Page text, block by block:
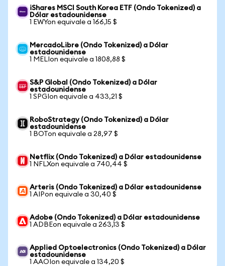
iShares MSCI South Korea ETF (Ondo Tokenized) a
Dólar estadounidense
1 EWYon equivale a 166,15 $
MercadoLibre (Ondo Tokenized) a Dólar
estadounidense
1 MELIon equivale a 1808,88 $
S&P Global (Ondo Tokenized) a Dólar
estadounidense
1 SPGIon equivale a 433,21 $
RoboStrategy (Ondo Tokenized) a Dólar
estadounidense
1 BOTon equivale a 28,97 $
Netflix (Ondo Tokenized) a Dólar estadounidense
1 NFLXon equivale a 740,44 $
Arteris (Ondo Tokenized) a Dólar estadounidense
1 AIPon equivale a 30,40 $
Adobe (Ondo Tokenized) a Dólar estadounidense
1 ADBEon equivale a 263,13 $
Applied Optoelectronics (Ondo Tokenized) a Dólar
estadounidense
1 AAOIon equivale a 134,20 $